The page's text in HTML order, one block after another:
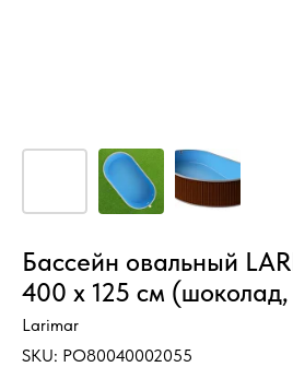
Бассейн овальный
400 х 125 см
Larimar
SKU: PO80040002055